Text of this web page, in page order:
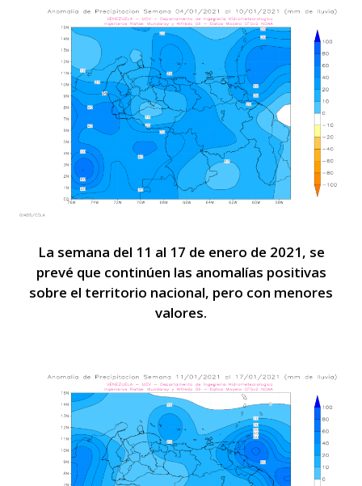
La semana del 11 al 17 de enero de 2021, se
prevé que continúen las anomalías positivas
sobre el territorio nacional, pero con menores
valores.